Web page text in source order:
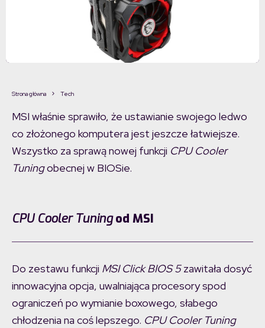
Strona główna Tech
MSI właśnie sprawiło, że ustawianie swojego ledwo
co złożonego komputera jest jeszcze łatwiejsze.
Wszystko za sprawą nowej funkcji CPU Cooler
Tuningobecnej w BIOSie.
CPU Cooler Tuningod MSI
Do zestawu funkcji MSI Click BIOS 5zawitała dosyć
innowacyjna opcja, uwalniająca procesory spod
ograniczeń po wymianie boxowego, słabego
chłodzenia na coś lepszego. CPU Cooler Tuning